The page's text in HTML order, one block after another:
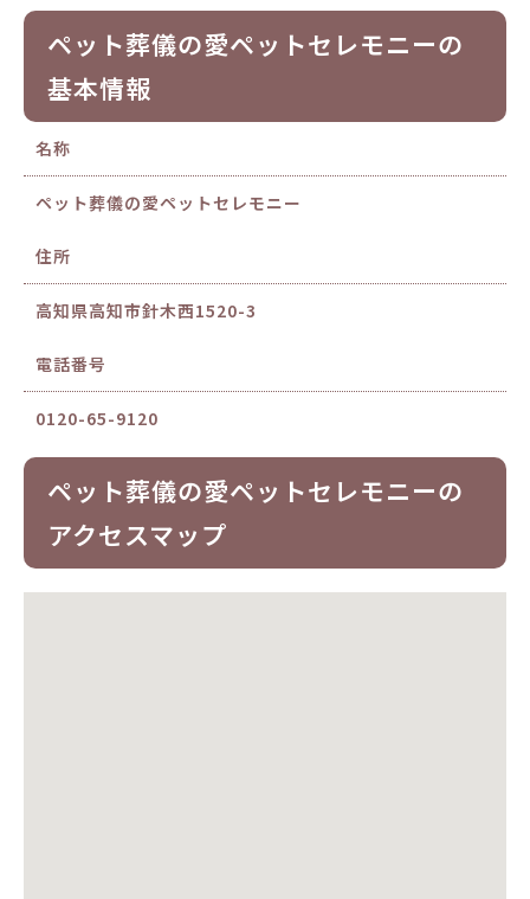
ペット葬儀の愛ペットセレモニーの
基本情報
名称
ペット葬儀の愛ペットセレモニー
住所
高知県高知市針木西1520-3
電話番号
0120-65-9120
ペット葬儀の愛ペットセレモニーの
アクセスマップ